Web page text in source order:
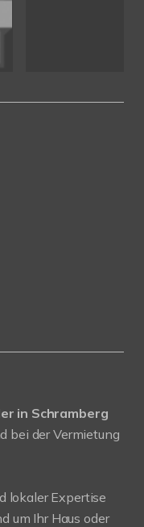
in Schramberg
bei der Vermietung
lokaler Expertise
um Ihr Haus oder